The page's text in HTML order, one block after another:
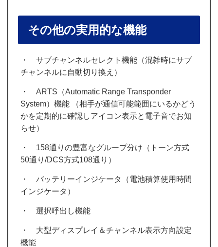
その他の実用的な機能
・ サブチャンネルセレクト機能（混雑時にサブ
チャンネルに自動切り換え）
・ ARTS（Automatic Range Transponder
System）機能 （相手が通信可能範囲にいるかどう
かを定期的に確認しアイコン表示と電子音でお知
らせ）
・ 158通りの豊富なグループ分け（トーン方式
50通り/DCS方式108通り）
・ バッテリーインジケータ（電池積算使用時間
インジケータ）
・ 選択呼出し機能
・ 大型ディスプレイ＆チャンネル表示方向設定
機能